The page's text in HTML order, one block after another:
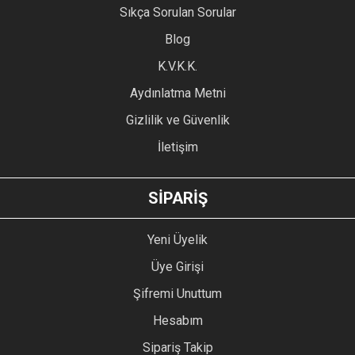
Ürün açıklamasında eksik bilgiler bulunuyor.
Ürün bilgilerinde hatalar bulunuyor.
Ürün fiyatı diğer sitelerden daha pahalı.
GÖNDER
Sıkça Sorulan Sorular
Blog
K.V.K.K.
Aydınlatma Metni
Gizlilik ve Güvenlik
İletişim
SİPARİŞ
Yeni Üyelik
Üye Girişi
Şifremi Unuttum
Hesabım
Sipariş Takip